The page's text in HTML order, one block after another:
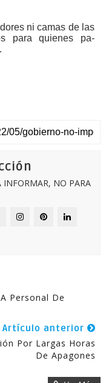
ni camas de las
para quienes pa­
INFORMAR, NO PARA
Personal De
Artículo anterior
Por Largas Horas
De Apagones